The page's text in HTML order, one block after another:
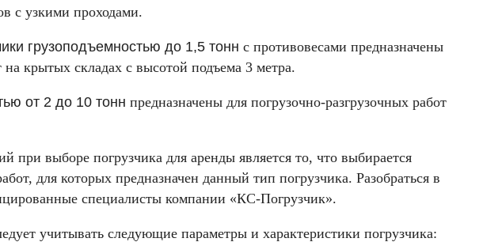
с узкими проходами.
грузоподъемностью до 1,5 тонн с противовесами предназначены
на крытых складах с высотой подъема 3 метра.
от 2 до 10 тонн предназначены для погрузочно-разгрузочных работ
выборе погрузчика для аренды является то, что выбирается
для которых предназначен данный тип погрузчика. Разобраться в
специалисты компании «КС-Погрузчик».
учитывать следующие параметры и характеристики погрузчика: